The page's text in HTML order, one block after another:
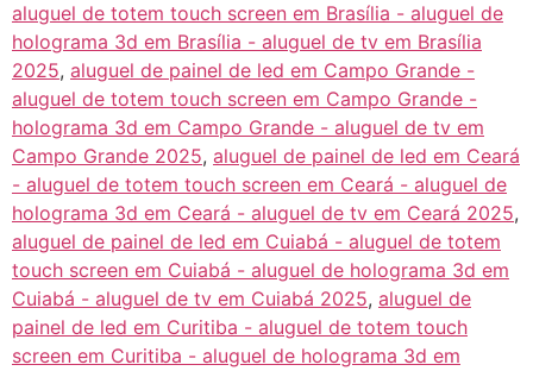
aluguel de totem touch screen em Brasília - aluguel de
holograma 3d em Brasília - aluguel de tv em Brasília
2025, aluguel de painel de led em Campo Grande -
aluguel de totem touch screen em Campo Grande -
holograma 3d em Campo Grande - aluguel de tv em
Campo Grande 2025, aluguel de painel de led em Ceará
- aluguel de totem touch screen em Ceará - aluguel de
holograma 3d em Ceará - aluguel de tv em Ceará 2025,
aluguel de painel de led em Cuiabá - aluguel de totem
touch screen em Cuiabá - aluguel de holograma 3d em
Cuiabá - aluguel de tv em Cuiabá 2025, aluguel de
painel de led em Curitiba - aluguel de totem touch
screen em Curitiba - aluguel de holograma 3d em